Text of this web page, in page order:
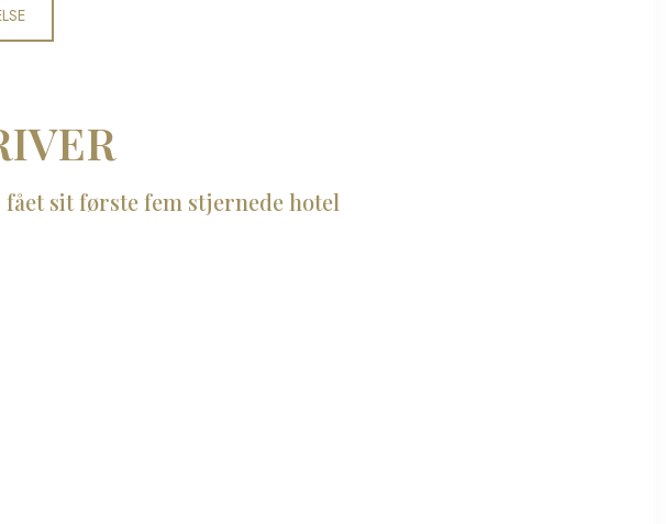
sit første fem stjernede hotel